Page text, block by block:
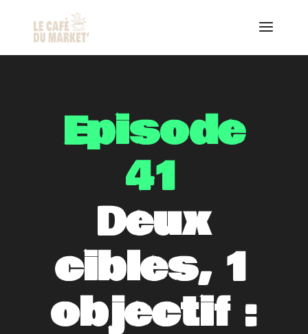
Episode
41
Deux
cibles, 1
objectif :